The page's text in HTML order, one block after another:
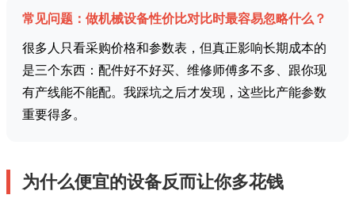
常见问题：做机械设备性价比对比时最容易忽略什么？
很多人只看采购价格和参数表，但真正影响长期成本的
是三个东西：配件好不好买、维修师傅多不多、跟你现
有产线能不能配。我踩坑之后才发现，这些比产能参数
重要得多。
为什么便宜的设备反而让你多花钱